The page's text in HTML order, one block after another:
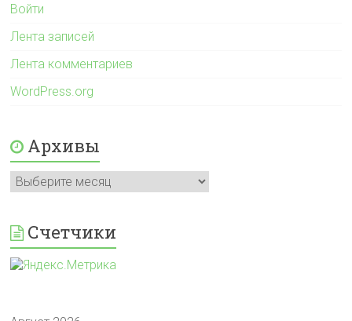
Войти
Лента записей
Лента комментариев
WordPress.org
Архивы
Архивы
Счетчики